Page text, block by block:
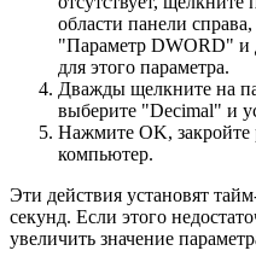
области панели
"Параметр DWORD" и
для этого параметра.
Дважды щелкните на
выберите "Decimal" и
Нажмите OK, закройте
компьютер.
Эти действия установят
секунд. Если этого
увеличить значение